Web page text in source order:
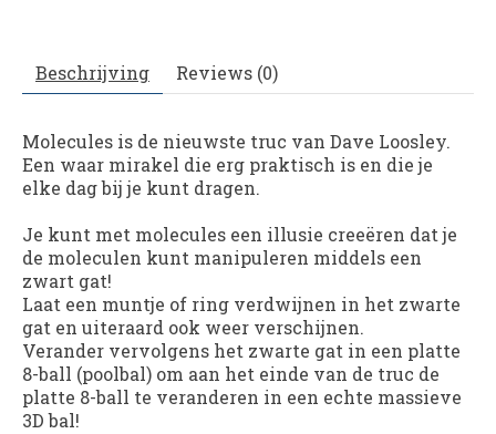
Beschrijving Reviews (0)
Molecules is de nieuwste truc van Dave Loosley.
Een waar mirakel die erg praktisch is en die je
elke dag bij je kunt dragen.
Je kunt met molecules een illusie creeëren dat je
de moleculen kunt manipuleren middels een
zwart gat!
Laat een muntje of ring verdwijnen in het zwarte
gat en uiteraard ook weer verschijnen.
Verander vervolgens het zwarte gat in een platte
8-ball (poolbal) om aan het einde van de truc de
platte 8-ball te veranderen in een echte massieve
3D bal!